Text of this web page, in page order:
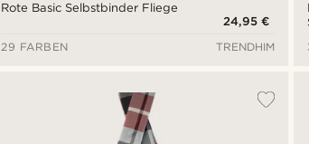
Rote Basic Selbstbinder Fliege
24,95 €
29 FARBEN
TRENDHIM